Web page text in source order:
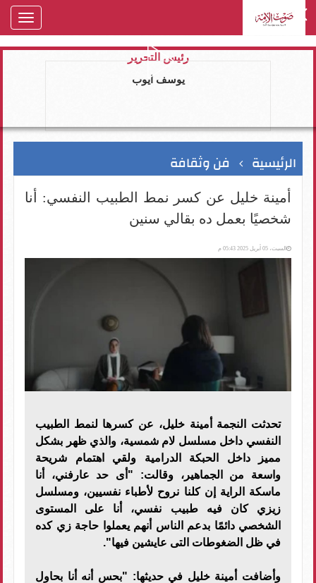
رئيس التحرير
يوسف ايوب
الرئيسية فن وثقافة
أمينة خليل عن كسر نمط الطبيب النفسي: أنا
شخصيًا بعمل ده بقالي سنين
السبت، 05 أبريل 2025 05:43 م
تحدثت النجمة أمينة خليل، عن كسرها لنمط الطبيب
النفسي داخل مسلسل لام شمسية، والذي ظهر بشكل
مميز داخل الحبكة الدرامية ولقي اهتمام شريحة
واسعة من الجماهير، وقالت: "أى حد عارفني، أنا
ماسكة الراية إن كلنا نروح لأطباء نفسيين، ومسلسل
زيزي كان فيه طبيب نفسي، أنا على المستوى
الشخصي دائمًا بدعم الناس أنهم يعملوا حاجة زي كده
في ظل الضغوطات التى عايشين فيها".
وأضافت أمينة خليل في حديثها: "بحس أنه أنا بحاول